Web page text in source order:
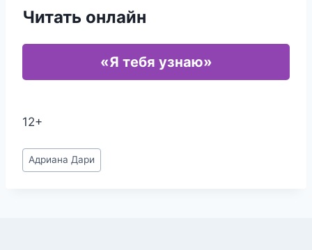
Читать онлайн
«Я тебя узнаю»
12+
Метки
записи:
Адриана Дари